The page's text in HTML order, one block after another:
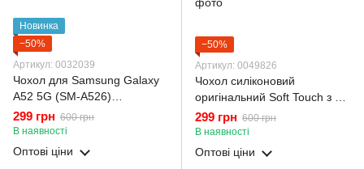
Новинка
−50%
Артикул: 0032039
Чохол для Samsung Galaxy
A52 5G (SM-A526)
силіконовий з мікрофіброю
нековзний на самсунг а52 5г
зелений
299 грн 600 грн
В наявності
Оптові ціни
−50%
Артикул: 0049826
Чохол силіконовий
оригінальний Soft Touch з 3D
принтом чарівна мінні маус
для Samsung Galaxy A52 5G
(SM-A526) рожевий (Повний
захист камери)
299 грн 600 грн
В наявності
Оптові ціни